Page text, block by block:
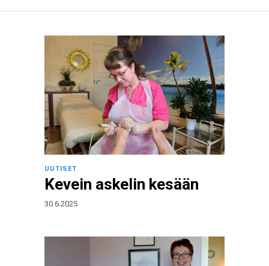
UUTISET
Kevein askelin kesään
30.6.2025